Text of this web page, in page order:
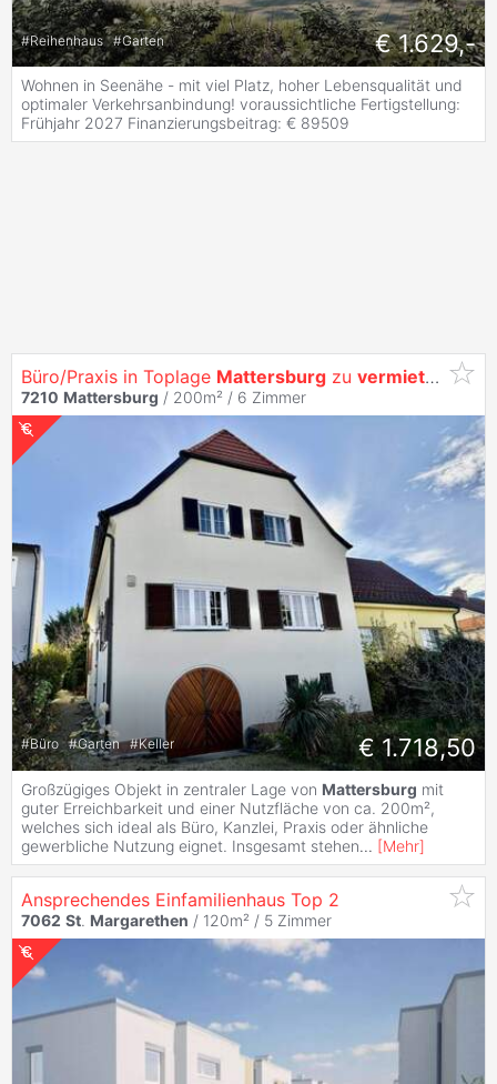
#Reihenhaus #Garten € 1.629,-
Wohnen in Seenähe - mit viel Platz, hoher Lebensqualität und
optimaler Verkehrsanbindung! voraussichtliche Fertigstellung:
Frühjahr 2027 Finanzierungsbeitrag: € 89509
Büro/Praxis in Toplage Mattersburg zu vermieten
7210 Mattersburg / 200m² / 6 Zimmer
#Büro #Garten #Keller € 1.718,50
Großzügiges Objekt in zentraler Lage von Mattersburg mit
guter Erreichbarkeit und einer Nutzfläche von ca. 200m²,
welches sich ideal als Büro, Kanzlei, Praxis oder ähnliche
gewerbliche Nutzung eignet. Insgesamt stehen... [Mehr]
Ansprechendes Einfamilienhaus Top 2
7062 St. Margarethen / 120m² / 5 Zimmer